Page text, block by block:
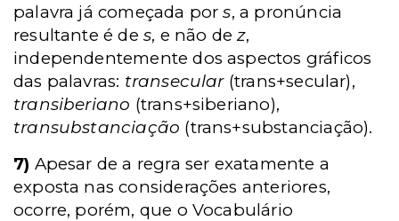
palavra já começada pors, a pronúncia
resultante é de s, e não dez,
independentemente dos aspectos gráficos
das palavras: transecular(trans+secular),
transiberiano (trans+siberiano),
transubstanciação (trans+substanciação).
7) Apesar de a regra ser exatamente a
exposta nas considerações anteriores,
ocorre, porém, que o Vocabulário